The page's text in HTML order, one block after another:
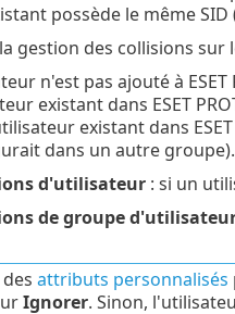
possède le même
gestion des collisions sur
n'est pas ajouté à
existant dans ESET
existant dans
dans un autre groupe).
d'utilisateur: si un
de groupe
attributs personnalisés
Ignorer. Sinon,